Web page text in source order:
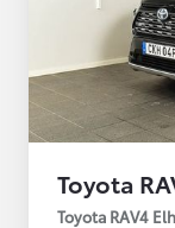
Toyota
Toyota RAV4